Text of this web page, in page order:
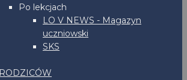
Po lekcjach
LO V NEWS - Magazyn
uczniowski
SKS